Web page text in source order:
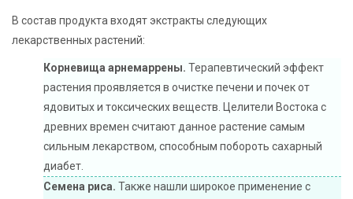
В состав продукта входят экстракты следующих
лекарственных растений:
Корневища арнемаррены. Терапевтический эффект
растения проявляется в очистке печени и почек от
ядовитых и токсических веществ. Целители Востока с
древних времен считают данное растение самым
сильным лекарством, способным побороть сахарный
диабет.
Семена риса. Также нашли широкое применение с